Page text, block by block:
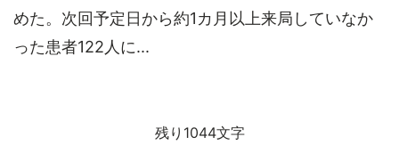
めた。次回予定日から約1カ月以上来局していなか
った患者122人に...
残り1044文字